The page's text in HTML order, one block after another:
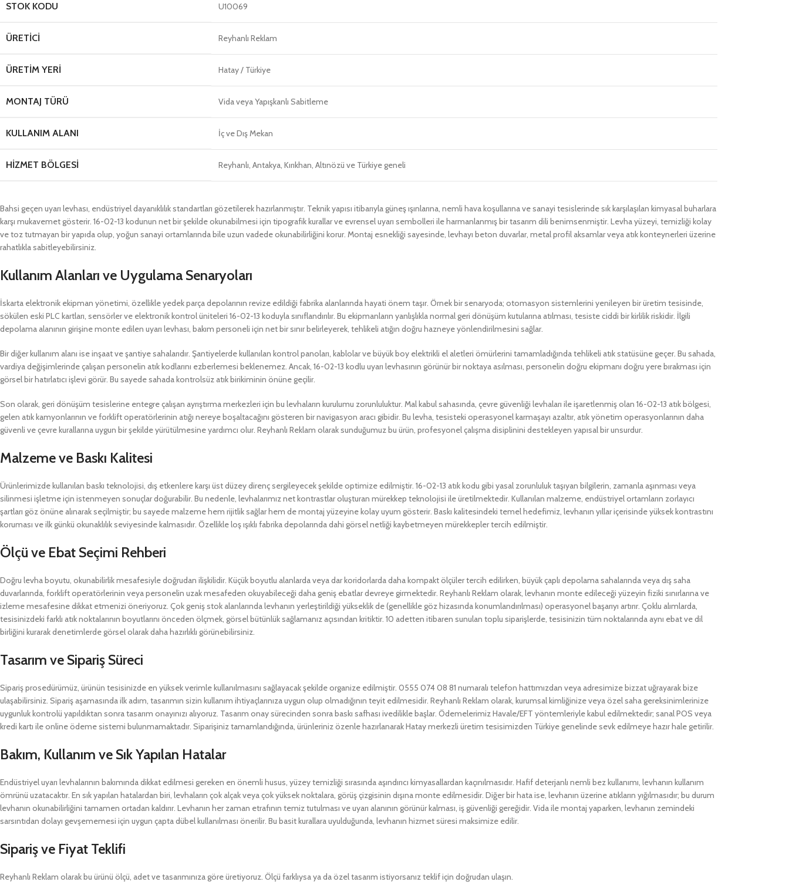
STOK KODU U10069
ÜRETICI Reyhanlı Reklam
ÜRETIM YERI Hatay / Türkiye
MONTAJ TÜRÜ Vida veya Yapışkanlı Sabitleme
KULLANIM ALANI İç ve Dış Mekan
HIZMET BÖLGESI Reyhanlı, Antakya, Kırıkhan, Altınözü ve Türkiye geneli
Bahsi geçen uyarı levhası, endüstriyel dayanıklılık standartları gözetilerek hazırlanmıştır. Teknik yapısı itibarıyla güneş ışınlarına, nemli hava koşullarına ve sanayi tesislerinde sık karşılaşılan kimyasal buharlara
karşı mukavemet gösterir. 16-02-13 kodunun net bir şekilde okunabilmesi için tipografik kurallar ve evrensel uyarı sembolleri ile harmanlanmış bir tasarım dili benimsenmiştir. Levha yüzeyi, temizliği kolay
ve toz tutmayan bir yapıda olup, yoğun sanayi ortamlarında bile uzun vadede okunabilirliğini korur. Montaj esnekliği sayesinde, levhayı beton duvarlar, metal profil aksamlar veya atık konteynerleri üzerine
rahatlıkla sabitleyebilirsiniz.
Kullanım Alanları ve Uygulama Senaryoları
İskarta elektronik ekipman yönetimi, özellikle yedek parça depolarının revize edildiği fabrika alanlarında hayati önem taşır. Örnek bir senaryoda; otomasyon sistemlerini yenileyen bir üretim tesisinde,
sökülen eski PLC kartları, sensörler ve elektronik kontrol üniteleri 16-02-13 koduyla sınıflandırılır. Bu ekipmanların yanlışlıkla normal geri dönüşüm kutularına atılması, tesiste ciddi bir kirlilik riskidir. İlgili
depolama alanının girişine monte edilen uyarı levhası, bakım personeli için net bir sınır belirleyerek, tehlikeli atığın doğru hazneye yönlendirilmesini sağlar.
Bir diğer kullanım alanı ise inşaat ve şantiye sahalarıdır. Şantiyelerde kullanılan kontrol panoları, kablolar ve büyük boy elektrikli el aletleri ömürlerini tamamladığında tehlikeli atık statüsüne geçer. Bu sahada,
vardiya değişimlerinde çalışan personelin atık kodlarını ezberlemesi beklenemez. Ancak, 16-02-13 kodlu uyarı levhasının görünür bir noktaya asılması, personelin doğru ekipmanı doğru yere bırakması için
görsel bir hatırlatıcı işlevi görür. Bu sayede sahada kontrolsüz atık birikiminin önüne geçilir.
Son olarak, geri dönüşüm tesislerine entegre çalışan ayrıştırma merkezleri için bu levhaların kurulumu zorunluluktur. Mal kabul sahasında, çevre güvenliği levhaları ile işaretlenmiş olan 16-02-13 atık bölgesi,
gelen atık kamyonlarının ve forklift operatörlerinin atığı nereye boşaltacağını gösteren bir navigasyon aracı gibidir. Bu levha, tesisteki operasyonel karmaşayı azaltır, atık yönetim operasyonlarının daha
güvenli ve çevre kurallarına uygun bir şekilde yürütülmesine yardımcı olur. Reyhanlı Reklam olarak sunduğumuz bu ürün, profesyonel çalışma disiplinini destekleyen yapısal bir unsurdur.
Malzeme ve Baskı Kalitesi
Ürünlerimizde kullanılan baskı teknolojisi, dış etkenlere karşı üst düzey direnç sergileyecek şekilde optimize edilmiştir. 16-02-13 atık kodu gibi yasal zorunluluk taşıyan bilgilerin, zamanla aşınması veya
silinmesi işletme için istenmeyen sonuçlar doğurabilir. Bu nedenle, levhalarımız net kontrastlar oluşturan mürekkep teknolojisi ile üretilmektedir. Kullanılan malzeme, endüstriyel ortamların zorlayıcı
şartları göz önüne alınarak seçilmiştir; bu sayede malzeme hem rijitlik sağlar hem de montaj yüzeyine kolay uyum gösterir. Baskı kalitesindeki temel hedefimiz, levhanın yıllar içerisinde yüksek kontrastını
koruması ve ilk günkü okunaklılık seviyesinde kalmasıdır. Özellikle loş ışıklı fabrika depolarında dahi görsel netliği kaybetmeyen mürekkepler tercih edilmiştir.
Ölçü ve Ebat Seçimi Rehberi
Doğru levha boyutu, okunabilirlik mesafesiyle doğrudan ilişkilidir. Küçük boyutlu alanlarda veya dar koridorlarda daha kompakt ölçüler tercih edilirken, büyük çaplı depolama sahalarında veya dış saha
duvarlarında, forklift operatörlerinin veya personelin uzak mesafeden okuyabileceği daha geniş ebatlar devreye girmektedir. Reyhanlı Reklam olarak, levhanın monte edileceği yüzeyin fiziki sınırlarına ve
izleme mesafesine dikkat etmenizi öneriyoruz. Çok geniş stok alanlarında levhanın yerleştirildiği yükseklik de (genellikle göz hizasında konumlandırılması) operasyonel başarıyı artırır. Çoklu alımlarda,
tesisinizdeki farklı atık noktalarının boyutlarını önceden ölçmek, görsel bütünlük sağlamanız açısından kritiktir. 10 adetten itibaren sunulan toplu siparişlerde, tesisinizin tüm noktalarında aynı ebat ve dil
birliğini kurarak denetimlerde görsel olarak daha hazırlıklı görünebilirsiniz.
Tasarım ve Sipariş Süreci
Sipariş prosedürümüz, ürünün tesisinizde en yüksek verimle kullanılmasını sağlayacak şekilde organize edilmiştir. 0555 074 08 81 numaralı telefon hattımızdan veya adresimize bizzat uğrayarak bize
ulaşabilirsiniz. Sipariş aşamasında ilk adım, tasarımın sizin kullanım ihtiyaçlarınıza uygun olup olmadığının teyit edilmesidir. Reyhanlı Reklam olarak, kurumsal kimliğinize veya özel saha gereksinimlerinize
uygunluk kontrolü yapıldıktan sonra tasarım onayınızı alıyoruz. Tasarım onay sürecinden sonra baskı safhası ivedilikle başlar. Ödemelerimiz Havale/EFT yöntemleriyle kabul edilmektedir; sanal POS veya
kredi kartı ile online ödeme sistemi bulunmamaktadır. Siparişiniz tamamlandığında, ürünleriniz özenle hazırlanarak Hatay merkezli üretim tesisimizden Türkiye genelinde sevk edilmeye hazır hale getirilir.
Bakım, Kullanım ve Sık Yapılan Hatalar
Endüstriyel uyarı levhalarının bakımında dikkat edilmesi gereken en önemli husus, yüzey temizliği sırasında aşındırıcı kimyasallardan kaçınılmasıdır. Hafif deterjanlı nemli bez kullanımı, levhanın kullanım
ömrünü uzatacaktır. En sık yapılan hatalardan biri, levhaların çok alçak veya çok yüksek noktalara, görüş çizgisinin dışına monte edilmesidir. Diğer bir hata ise, levhanın üzerine atıkların yığılmasıdır; bu durum
levhanın okunabilirliğini tamamen ortadan kaldırır. Levhanın her zaman etrafının temiz tutulması ve uyarı alanının görünür kalması, iş güvenliği gereğidir. Vida ile montaj yaparken, levhanın zemindeki
sarsıntıdan dolayı gevşememesi için uygun çapta dübel kullanılması önerilir. Bu basit kurallara uyulduğunda, levhanın hizmet süresi maksimize edilir.
Sipariş ve Fiyat Teklifi
Reyhanlı Reklam olarak bu ürünü ölçü, adet ve tasarımınıza göre üretiyoruz. Ölçü farklıysa ya da özel tasarım istiyorsanız teklif için doğrudan ulaşın.